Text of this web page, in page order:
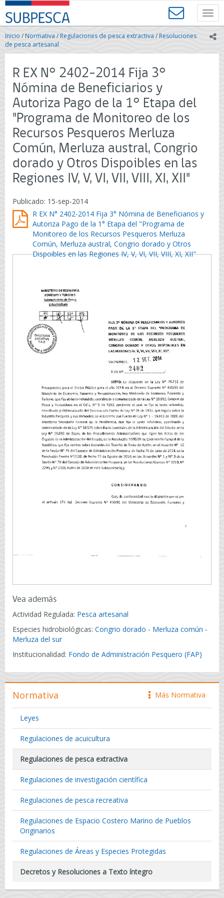
Contenido
principal
SUBPESCA
-
Subsecretaría
de
Pesca
Acuicultura
Gobierno
de
Chile
Inicio /Normativa / Regulaciones de pesca extractiva / Resoluciones
de pesca artesanal
R EX N° 2402-2014 Fija 3°
Nómina de Beneficiarios y
Autoriza Pago de la 1° Etapa del
"Programa de Monitoreo de los
Recursos Pesqueros Merluza
Común, Merluza austral, Congrio
dorado y Otros Dispoibles en las
Regiones IV, V, VI, VII, VIII, XI, XII"
Publicado: 15-sep-2014
R EX N° 2402-2014 Fija 3° Nómina de Beneficiarios y
Autoriza Pago de la 1° Etapa del "Programa de
Monitoreo de los Recursos Pesqueros Merluza
Común, Merluza austral, Congrio dorado y Otros
Dispoibles en las Regiones IV, V, VI, VII, VIII, XI, XII"
Vea además
Actividad Regulada: Pesca artesanal
Especies hidrobiológicas: Congrio dorado - Merluza común -
Merluza del sur
Institucionalidad: Fondo de Administración Pesquero (FAP)
icono
Más Normativa
Normativa
Leyes
Regulaciones de acuicultura
Regulaciones de pesca extractiva
Regulaciones de investigación científica
Regulaciones de pesca recreativa
Regulaciones de Espacio Costero Marino de Pueblos
Originarios
Regulaciones de Áreas y Especies Protegidas
Decretos y Resoluciones a Texto íntegro